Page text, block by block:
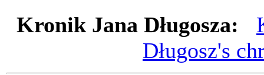
Kronik Jana Długosza:
Długosz's